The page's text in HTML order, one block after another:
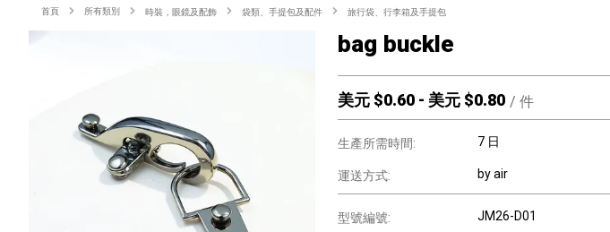
首頁 所有類別 時裝，眼鏡及配飾 袋類、手提包及配件 旅行袋、行李箱及手提包
bag buckle
美元 $0.60 - 美元 $0.80 / 件
生產所需時間: 7 日
運送方式: by air
型號編號: JM26-D01